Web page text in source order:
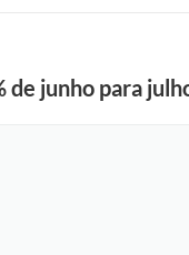
de junho para